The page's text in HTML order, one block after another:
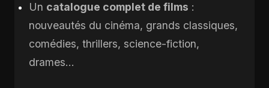
Un catalogue complet de films :
nouveautés du cinéma, grands classiques,
comédies, thrillers, science-fiction,
drames…